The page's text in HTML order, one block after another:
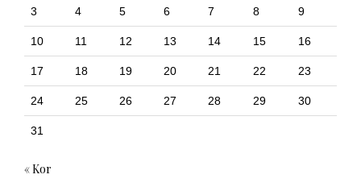
3 4 5 6 7 8 9
10 11 12 13 14 15 16
17 18 19 20 21 22 23
24 25 26 27 28 29 30
31
« Kor